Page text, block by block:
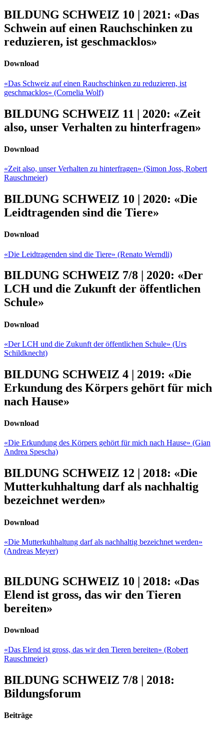
BILDUNG SCHWEIZ 10 | 2021: «Das
Schwein auf einen Rauchschinken zu
reduzieren, ist geschmacklos»
Download
«Das Schweiz auf einen Rauchschinken zu reduzieren, ist
geschmacklos» (Cornelia Wolf)
BILDUNG SCHWEIZ 11 | 2020: «Zeit
also, unser Verhalten zu hinterfragen»
Download
«Zeit also, unser Verhalten zu hinterfragen» (Simon Joss, Robert
Rauschmeier)
BILDUNG SCHWEIZ 10 | 2020: «Die
Leidtragenden sind die Tiere»
Download
«Die Leidtragenden sind die Tiere» (Renato Werndli)
BILDUNG SCHWEIZ 7/8 | 2020: «Der
LCH und die Zukunft der öffentlichen
Schule»
Download
«Der LCH und die Zukunft der öffentlichen Schule» (Urs
Schildknecht)
BILDUNG SCHWEIZ 4 | 2019: «Die
Erkundung des Körpers gehört für mich
nach Hause»
Download
«Die Erkundung des Körpers gehört für mich nach Hause» (Gian
Andrea Spescha)
BILDUNG SCHWEIZ 12 | 2018: «Die
Mutterkuhhaltung darf als nachhaltig
bezeichnet werden»
Download
«Die Mutterkuhhaltung darf als nachhaltig bezeichnet werden»
(Andreas Meyer)
BILDUNG SCHWEIZ 10 | 2018: «Das
Elend ist gross, das wir den Tieren
bereiten»
Download
«Das Elend ist gross, das wir den Tieren bereiten» (Robert
Rauschmeier)
BILDUNG SCHWEIZ 7/8 | 2018:
Bildungsforum
Beiträge